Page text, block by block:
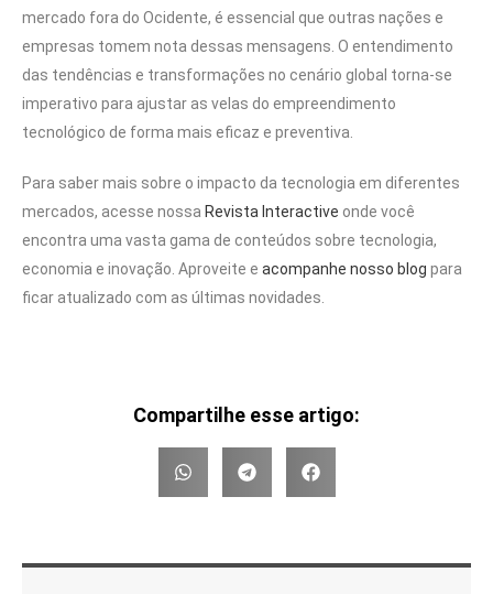
mercado fora do Ocidente, é essencial que outras nações e
empresas tomem nota dessas mensagens. O entendimento
das tendências e transformações no cenário global torna-se
imperativo para ajustar as velas do empreendimento
tecnológico de forma mais eficaz e preventiva.
Para saber mais sobre o impacto da tecnologia em diferentes
mercados, acesse nossa Revista Interactive onde você
encontra uma vasta gama de conteúdos sobre tecnologia,
economia e inovação. Aproveite e acompanhe nosso blog para
ficar atualizado com as últimas novidades.
Compartilhe esse artigo: